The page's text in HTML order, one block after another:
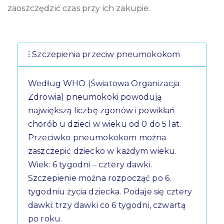
zaoszczędzić czas przy ich zakupie.
Szczepienia przeciw pneumokokom
Według WHO (Światowa Organizacja
Zdrowia) pneumokoki powodują
największą liczbę zgonów i powikłań
chorób u dzieci w wieku od 0 do 5 lat.
Przeciwko pneumokokom można
zaszczepić dziecko w każdym wieku.
Wiek: 6 tygodni – cztery dawki.
Szczepienie można rozpocząć po 6.
tygodniu życia dziecka. Podaje się cztery
dawki: trzy dawki co 6 tygodni, czwartą
po roku.